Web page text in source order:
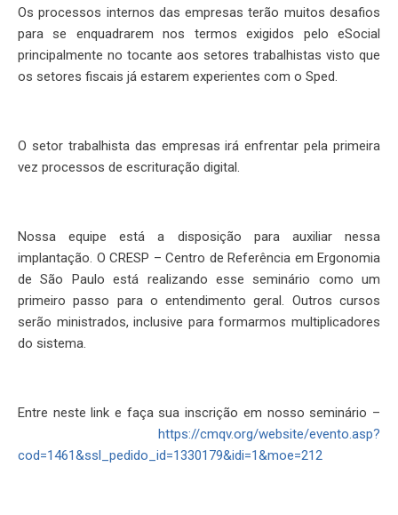
Os processos internos das empresas terão muitos desafios
para se enquadrarem nos termos exigidos pelo eSocial
principalmente no tocante aos setores trabalhistas visto que
os setores fiscais já estarem experientes com o Sped.
O setor trabalhista das empresas irá enfrentar pela primeira
vez processos de escrituração digital.
Nossa equipe está a disposição para auxiliar nessa
implantação. O CRESP – Centro de Referência em Ergonomia
de São Paulo está realizando esse seminário como um
primeiro passo para o entendimento geral. Outros cursos
serão ministrados, inclusive para formarmos multiplicadores
do sistema.
Entre neste link e faça sua inscrição em nosso seminário –
https://cmqv.org/website/evento.asp?
cod=1461&ssl_pedido_id=1330179&idi=1&moe=212